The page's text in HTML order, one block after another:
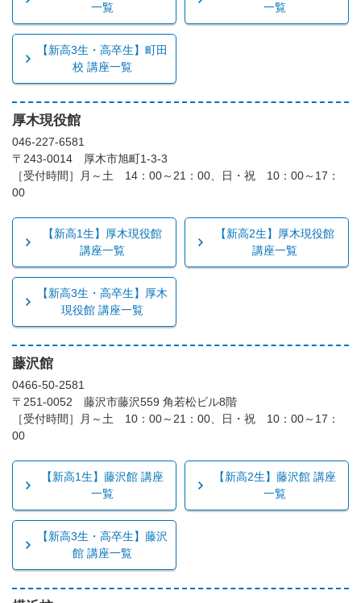
一覧
一覧
【新高3生・高卒生】町田
校 講座一覧
厚木現役館
046-227-6581
〒243-0014 厚木市旭町1-3-3
［受付時間］月～土 14：00～21：00、日・祝 10：00～17：
00
【新高1生】厚木現役館
講座一覧
【新高2生】厚木現役館
講座一覧
【新高3生・高卒生】厚木
現役館 講座一覧
藤沢館
0466-50-2581
〒251-0052 藤沢市藤沢559 角若松ビル8階
［受付時間］月～土 10：00～21：00、日・祝 10：00～17：
00
【新高1生】藤沢館 講座
一覧
【新高2生】藤沢館 講座
一覧
【新高3生・高卒生】藤沢
館 講座一覧